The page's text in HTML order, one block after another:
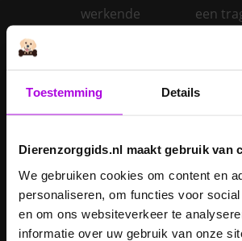
Toestemming Details
Dierenzorggids.nl maakt gebruik van
We gebruiken cookies om content en
personaliseren, om functies voor
en om ons websiteverkeer te
informatie over uw gebruik van onze
werkende
een
Inentingen hond
Is
honden?
Je cavia verzorgen diarree
Je hond wordt
geopereerd – wat
kan je
verwachten?
Je kat